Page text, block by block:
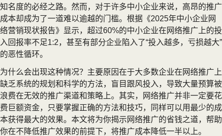
知名度的必经之路。然而，对于许多中小企业来说，高昂的推广
成本却成为了一道难以逾越的门槛。根据《2025年中小企业网
络营销现状报告》显示，超过60%的中小企业在网络推广上的投
入回报率不足1:2，甚至有部分企业陷入了“投入越多，亏损越大”
的恶性循环。
为什么会出现这种情况？主要原因在于大多数企业在网络推广上
缺乏系统的规划和科学的方法，盲目跟风投入，导致大量预算被
浪费在无效的推广渠道和策略上。其实，网络推广并非一定要花
费巨额资金，只要掌握正确的方法和技巧，同样可以用最少的成
本获得最大的效果。本文将为你揭示网络推广的省钱之道，帮助
你在不降低推广效果的前提下，将推广成本降低一半以上。